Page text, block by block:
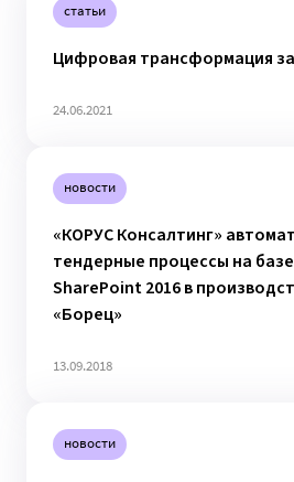
статьи
Цифровая трансформация
24.06.2021
новости
«КОРУС Консалтинг»
тендерные процессы на
SharePoint 2016 в
«Борец»
13.09.2018
новости